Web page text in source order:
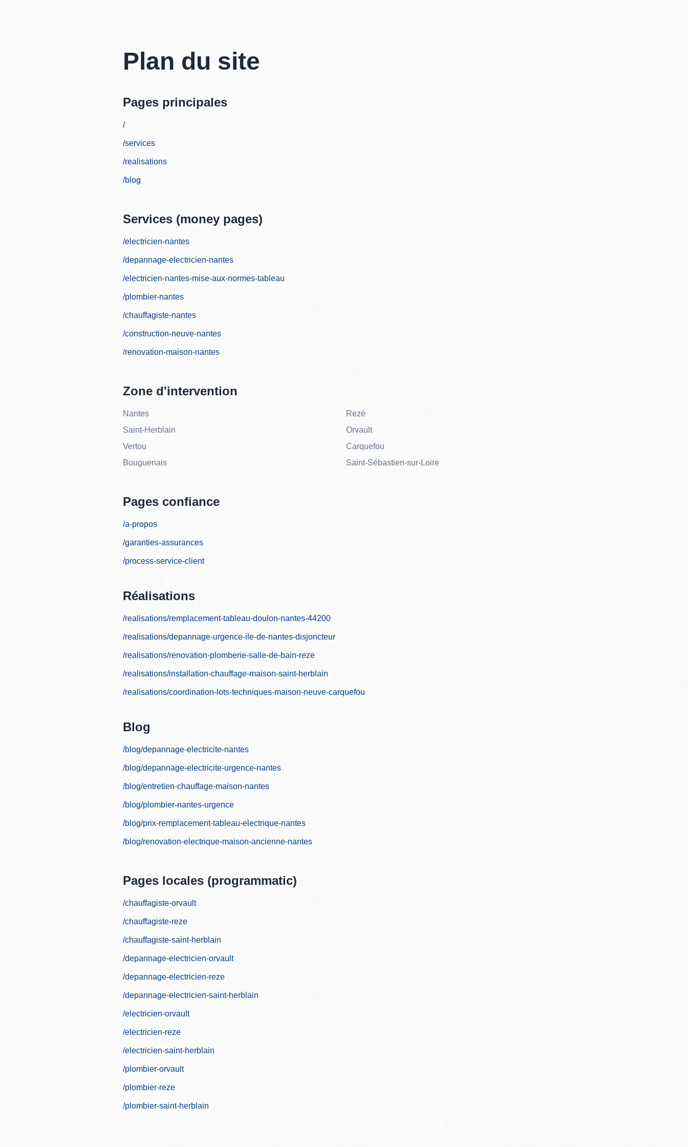
Plan du site
Pages principales
/
/services
/realisations
/blog
Services (money pages)
/electricien-nantes
/depannage-electricien-nantes
/electricien-nantes-mise-aux-normes-tableau
/plombier-nantes
/chauffagiste-nantes
/construction-neuve-nantes
/renovation-maison-nantes
Zone d'intervention
Nantes
Rezé
Saint-Herblain
Orvault
Vertou
Carquefou
Bouguenais
Saint-Sébastien-sur-Loire
Pages confiance
/a-propos
/garanties-assurances
/process-service-client
Réalisations
/realisations/remplacement-tableau-doulon-nantes-44200
/realisations/depannage-urgence-ile-de-nantes-disjoncteur
/realisations/renovation-plomberie-salle-de-bain-reze
/realisations/installation-chauffage-maison-saint-herblain
/realisations/coordination-lots-techniques-maison-neuve-carquefou
Blog
/blog/depannage-electricite-nantes
/blog/depannage-electricite-urgence-nantes
/blog/entretien-chauffage-maison-nantes
/blog/plombier-nantes-urgence
/blog/prix-remplacement-tableau-electrique-nantes
/blog/renovation-electrique-maison-ancienne-nantes
Pages locales (programmatic)
/chauffagiste-orvault
/chauffagiste-reze
/chauffagiste-saint-herblain
/depannage-electricien-orvault
/depannage-electricien-reze
/depannage-electricien-saint-herblain
/electricien-orvault
/electricien-reze
/electricien-saint-herblain
/plombier-orvault
/plombier-reze
/plombier-saint-herblain